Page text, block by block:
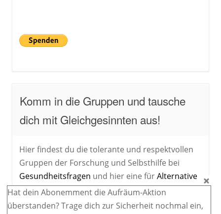
Komm in die Gruppen und tausche
dich mit Gleichgesinnten aus!
Hier findest du die tolerante und respektvollen
Gruppen der Forschung und Selbsthilfe bei
Gesundheitsfragen und hier eine fürAlternative
Extremistenund allen, die an kontroversen
Randthemen interessiert sind.
​​Hat dein Abonemment die Aufräum-Aktion
überstanden?​ ​Trage dich zur Sicherheit nochmal ein,